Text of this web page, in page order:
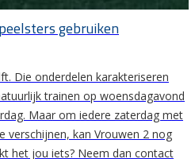
gebruiken
Die onderdelen karakteriseren
trainen op woensdagavond
Maar om iedere zaterdag met
verschijnen, kan Vrouwen 2 nog
het jou iets? Neem dan contact